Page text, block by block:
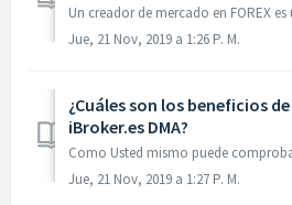
Jue, 21 Nov, 2019 a 1:26 P. M.
¿Cuáles son los beneficios
iBroker.es DMA?
Jue, 21 Nov, 2019 a 1:27 P. M.